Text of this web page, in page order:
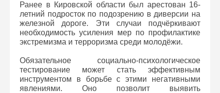
Ранее в Кировской области был арестован 16-
летний подросток по подозрению в диверсии на
железной дороге. Эти случаи подчёркивают
необходимость усиления мер по профилактике
экстремизма и терроризма среди молодёжи.
Обязательное социально-психологическое
тестирование может стать эффективным
инструментом в борьбе с этими негативными
явлениями. Оно позволит выявить